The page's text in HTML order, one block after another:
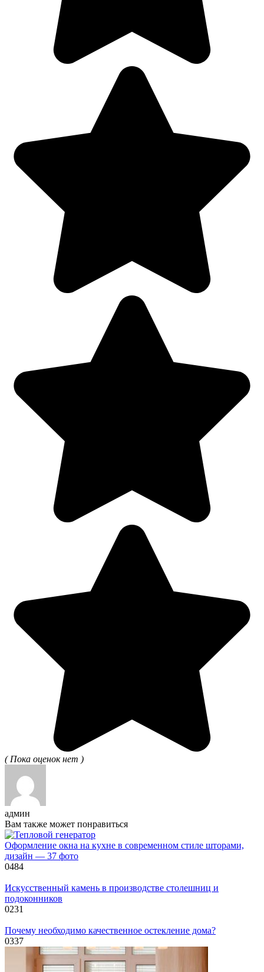
( Пока оценок нет )
админ
Вам также может понравиться
Оформление окна на кухне в современном стиле шторами,
дизайн — 37 фото
0484
Искусственный камень в производстве столешниц и
подоконников
0231
Почему необходимо качественное остекление дома?
0337